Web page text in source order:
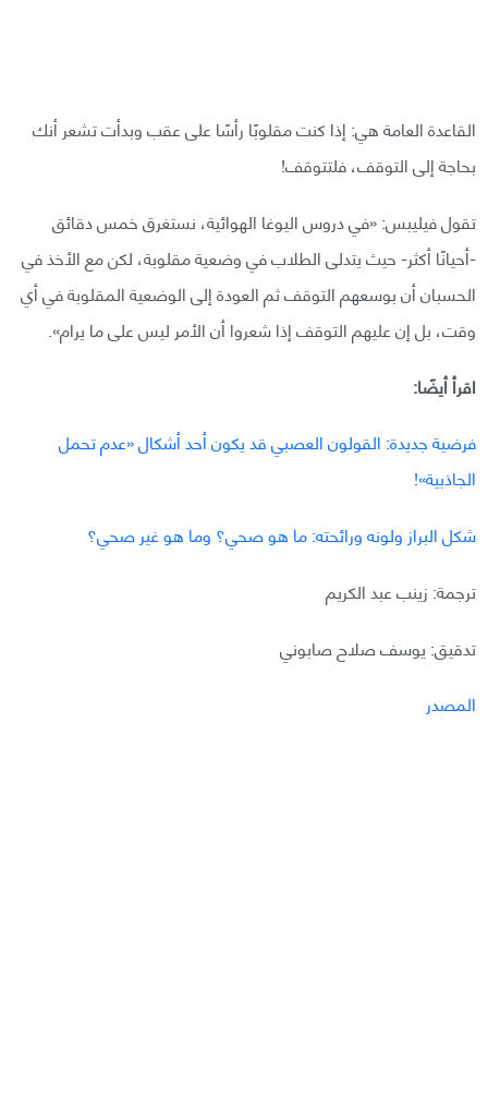
القاعدة العامة هي: إذا كنت مقلوبًا رأسًا على عقب وبدأت تشعر أنك
بحاجة إلى التوقف، فلتتوقف!
تقول فيليبس: «في دروس اليوغا الهوائية، نستغرق خمس دقائق
-أحيانًا أكثر- حيث يتدلى الطلاب في وضعية مقلوبة، لكن مع الأخذ في
الحسبان أن بوسعهم التوقف ثم العودة إلى الوضعية المقلوبة في أي
وقت، بل إن عليهم التوقف إذا شعروا أن الأمر ليس على ما يرام».
اقرأ أيضًا:
فرضية جديدة: القولون العصبي قد يكون أحد أشكال «عدم تحمل
الجاذبية»!
شكل البراز ولونه ورائحته: ما هو صحي؟ وما هو غير صحي؟
ترجمة: زينب عبد الكريم
تدقيق: يوسف صلاح صابوني
المصدر